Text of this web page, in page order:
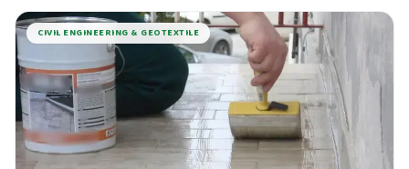
CIVIL ENGINEERING & GEOTEXTILE